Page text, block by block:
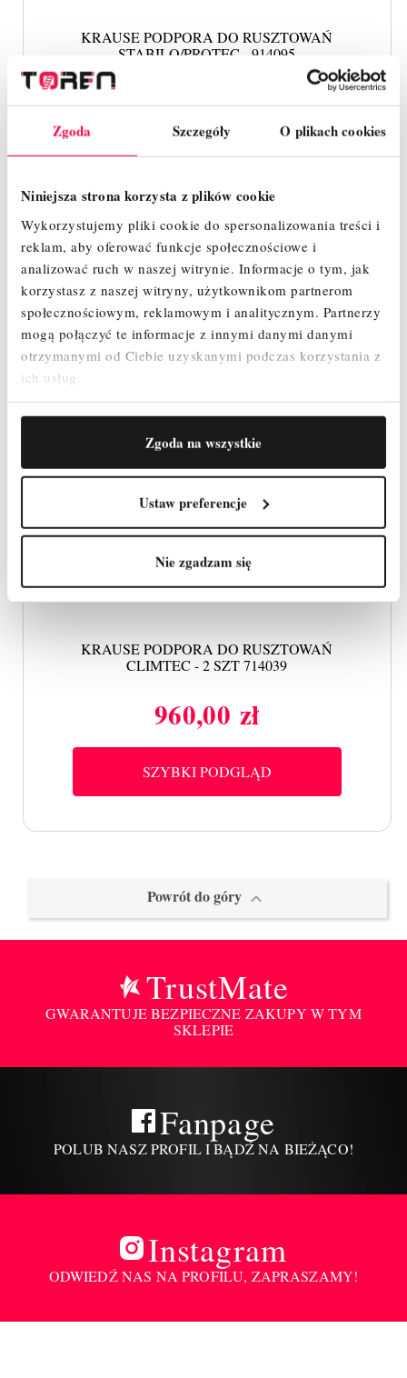
Zgoda Szczegóły O plikach cookies
Niniejsza strona korzysta z plików cookie
Wykorzystujemy pliki cookie do spersonalizowania treści i
reklam, aby oferować funkcje społecznościowe i
analizować ruch w naszej witrynie. Informacje o tym, jak
korzystasz z naszej witryny, użytkownikom partnerom
społecznościowym, reklamowym i analitycznym. Partnerzy
mogą połączyć te informacje z innymi danymi danymi
otrzymanymi od Ciebie uzyskanymi podczas korzystania z
ich usług.
Zgoda na wszystkie
Ustaw preferencje
Nie zgadzam się
KRAUSE PODPORA DO RUSZTOWAŃ
STABILO/PROTEC - 914095
Cena
599,00 zł
SZYBKI PODGLĄD
KRAUSE PODPORA DO RUSZTOWAŃ
CLIMTEC - 2 SZT 714039
Cena
960,00 zł
SZYBKI PODGLĄD
Powrót do góry 
TrustMate
GWARANTUJE BEZPIECZNE ZAKUPY W TYM
SKLEPIE
Fanpage
POLUB NASZ PROFIL I BĄDŹ NA BIEŻĄCO!
Instagram
ODWIEDŹ NAS NA PROFILU, ZAPRASZAMY!